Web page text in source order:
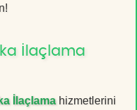
İlaçlama
İlaçlamahizmetlerini